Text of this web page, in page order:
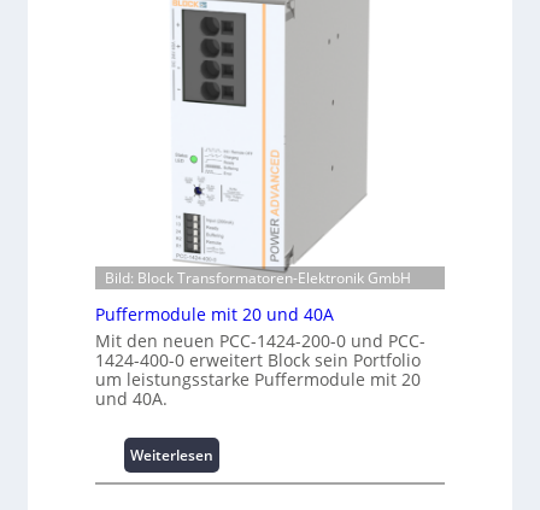
a
n
t
e
e
c
h
e
n
z
n
t
r
e
h
u
n
g
r
C
r
i
m
p
w
e
r
k
z
u
e
n
e
r
g
i
:
I
n
e
s
t
t
i
o
s
c
Bild: Block Transformatoren-Elektronik GmbH
Puffermodule mit 20 und 40A
Mit den neuen PCC-1424-200-0 und PCC-
1424-400-0 erweitert Block sein Portfolio
um leistungsstarke Puffermodule mit 20
und 40A.
Weiterlesen
P